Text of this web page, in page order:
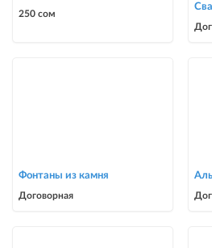
250 сом
Фонтаны из камня
Договорная